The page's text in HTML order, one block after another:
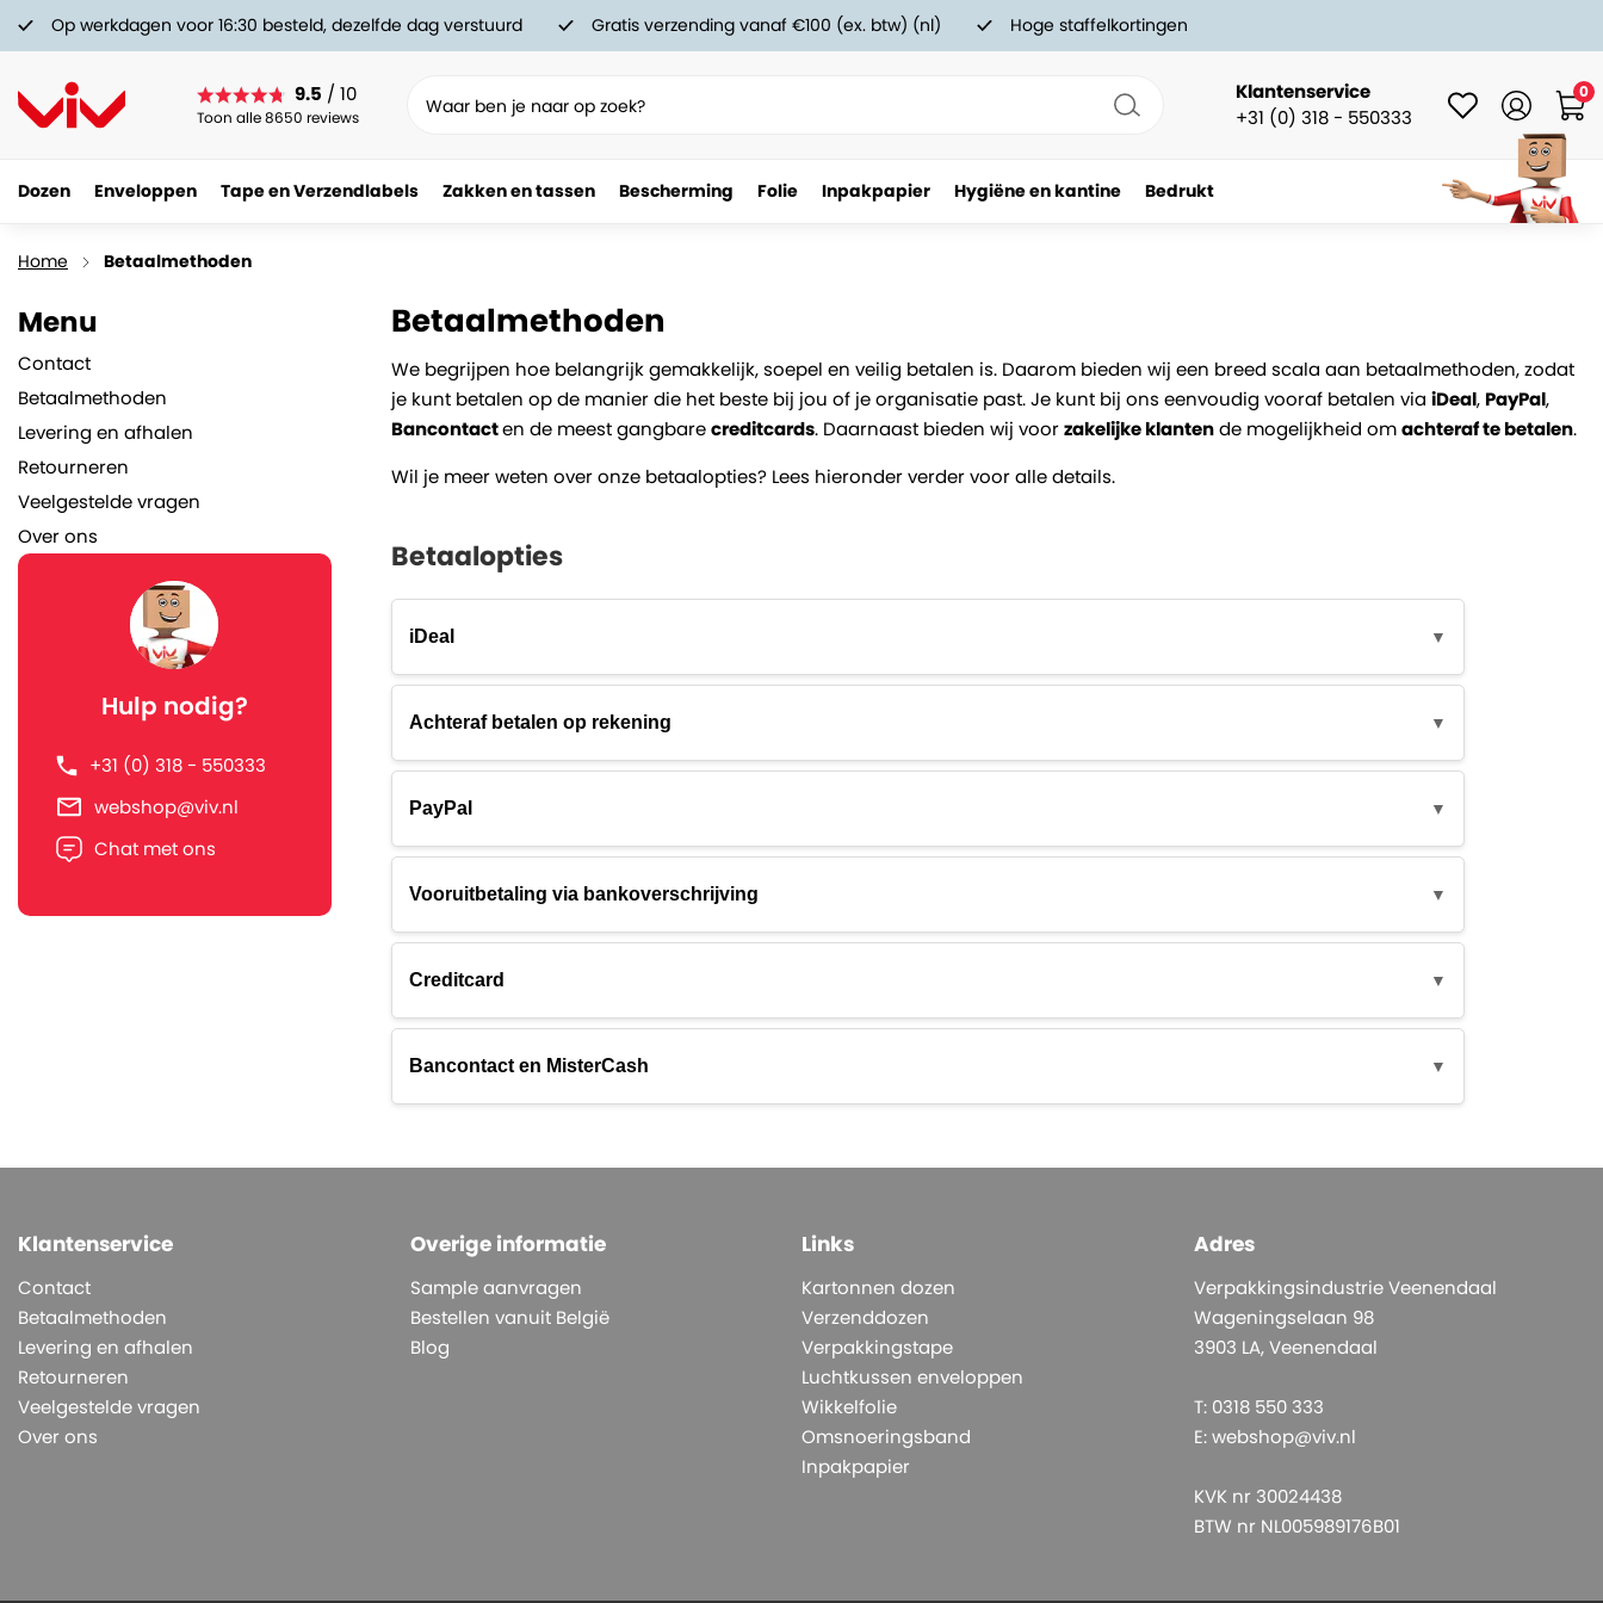
Op werkdagen voor 16:30 besteld, dezelfde dag verstuurd Gratis verzending vanaf €100 (ex. btw) (nl) Hoge staffelkortingen
Klantenservice
+31 (0) 318 - 550333
9.5 / 10
Toon alle 8650 reviews
0
Dozen Enveloppen Tape en Verzendlabels Zakken en tassen Bescherming Folie Inpakpapier Hygiëne en kantine Bedrukt
Home Betaalmethoden
Betaalmethoden
We begrijpen hoe belangrijk gemakkelijk, soepel en veilig betalen is. Daarom bieden wij een breed scala aan betaalmethoden, zodat
je kunt betalen op de manier die het beste bij jou of je organisatie past. Je kunt bij ons eenvoudig vooraf betalen via iDeal, PayPal,
Bancontacten de meest gangbarecreditcards. Daarnaast bieden wij voorzakelijke klantende mogelijkheid omachteraf te betalen.
Wil je meer weten over onze betaalopties? Lees hieronder verder voor alle details.
Betaalopties
iDeal
Achteraf betalen op rekening
PayPal
Vooruitbetaling via bankoverschrijving
Creditcard
Bancontact en MisterCash
Menu
Contact
Betaalmethoden
Levering en afhalen
Retourneren
Veelgestelde vragen
Over ons
Hulp nodig?
+31 (0) 318 - 550333
webshop@viv.nl
Chat met ons
Klantenservice
Contact
Betaalmethoden
Levering en afhalen
Retourneren
Veelgestelde vragen
Over ons
Overige informatie
Sample aanvragen
Bestellen vanuit België
Blog
Links
Kartonnen dozen
Verzenddozen
Verpakkingstape
Luchtkussen enveloppen
Wikkelfolie
Omsnoeringsband
Inpakpapier
Adres
Verpakkingsindustrie Veenendaal
Wageningselaan 98
3903 LA, Veenendaal
T: 0318 550 333
E:webshop@viv.nl
KVK nr 30024438
BTW nr NL005989176B01